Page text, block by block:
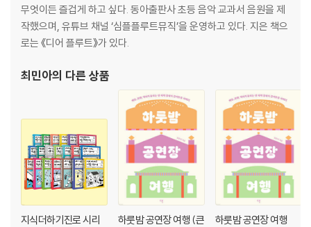
무엇이든 즐겁게 하고 싶다. 동아출판사 초등 음악 교과서 음원을 제
작했으며, 유튜브 채널 ‘심플플루트뮤직’을 운영하고 있다. 지은 책으
로는 《디어 플루트》가 있다.
최민아의 다른 상품
지식더하기진로 시리
하룻밤 공연장 여행 (큰
하룻밤 공연장 여행